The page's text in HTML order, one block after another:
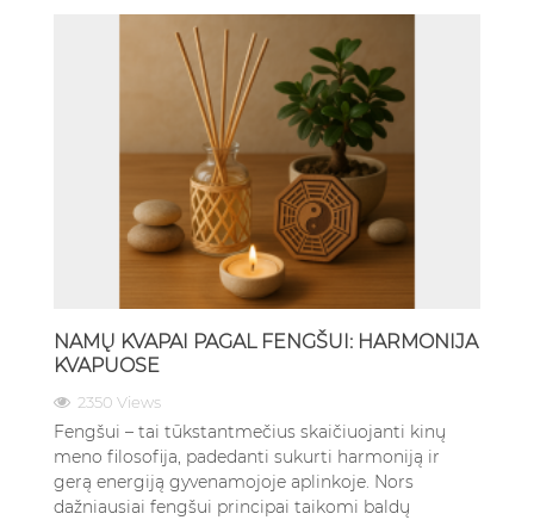
NAMŲ KVAPAI PAGAL FENGŠUI: HARMONIJA
KVAPUOSE
2350 Views
Fengšui – tai tūkstantmečius skaičiuojanti kinų
meno filosofija, padedanti sukurti harmoniją ir
gerą energiją gyvenamojoje aplinkoje. Nors
dažniausiai fengšui principai taikomi baldų